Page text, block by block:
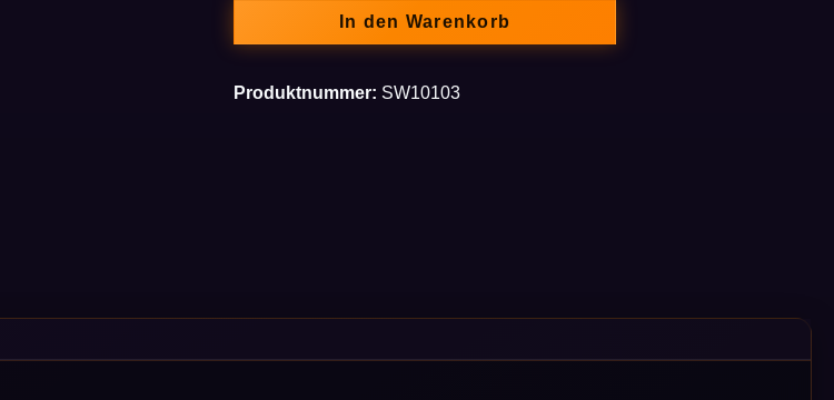
In den Warenkorb
Produktnummer: SW10103